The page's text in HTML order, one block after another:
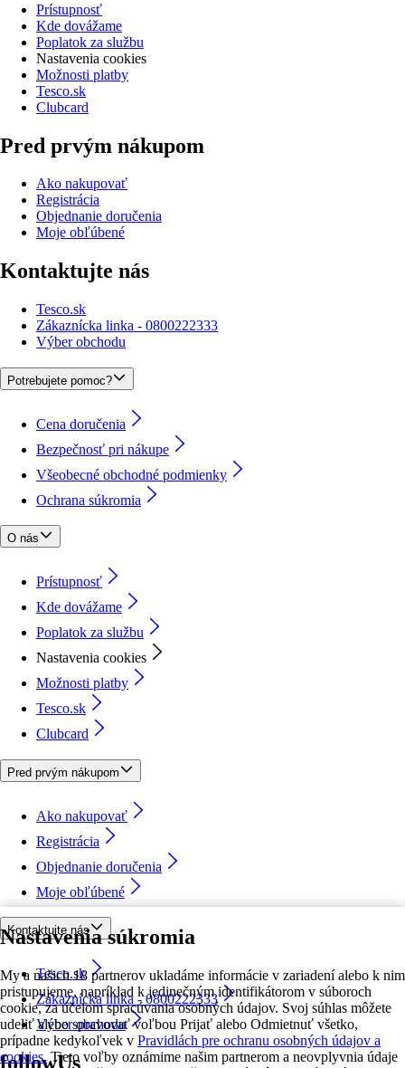
Nastavenia súkromia
My a našich 18 partnerov ukladáme informácie v zariadení alebo k nim
pristupujeme, napríklad k jedinečným identifikátorom v súboroch
cookie, za účelom spracúvania osobných údajov. Svoj súhlas môžete
udeliť alebo spravovať voľbou Prijať alebo Odmietnuť všetko,
prípadne kedykoľvek v Pravidlách pre ochranu osobných údajov a
cookies. Tieto voľby oznámime našim partnerom a neovplyvnia údaje
Prístupnosť
Kde dovážame
Poplatok za službu
Nastavenia cookies
Možnosti platby
Tesco.sk
Clubcard
Pred prvým nákupom
Ako nakupovať
Registrácia
Objednanie doručenia
Moje obľúbené
Kontaktujte nás
Tesco.sk
Zákaznícka linka - 0800222333
Výber obchodu
Potrebujete pomoc?
Cena doručenia
Bezpečnosť pri nákupe
Všeobecné obchodné podmienky
Ochrana súkromia
O nás
Prístupnosť
Kde dovážame
Poplatok za službu
Nastavenia cookies
Možnosti platby
Tesco.sk
Clubcard
Pred prvým nákupom
Ako nakupovať
Registrácia
Objednanie doručenia
Moje obľúbené
Kontaktujte nás
Tesco.sk
Zákaznícka linka - 0800222333
Výber obchodu
followUs